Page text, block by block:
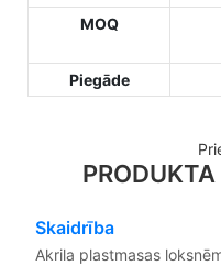
MOQ
Piegāde
Skaidrība
Akrila plastmasas